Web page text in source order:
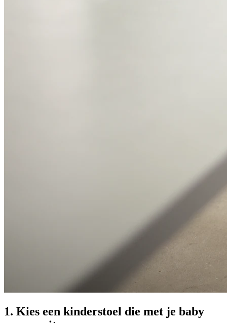
1. Kies een kinderstoel die met je baby